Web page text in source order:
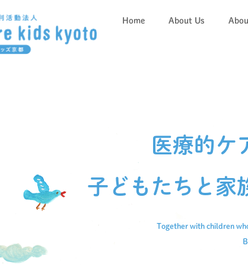
Home About Us
医療的ケ
子どもたちと 家
Together with children